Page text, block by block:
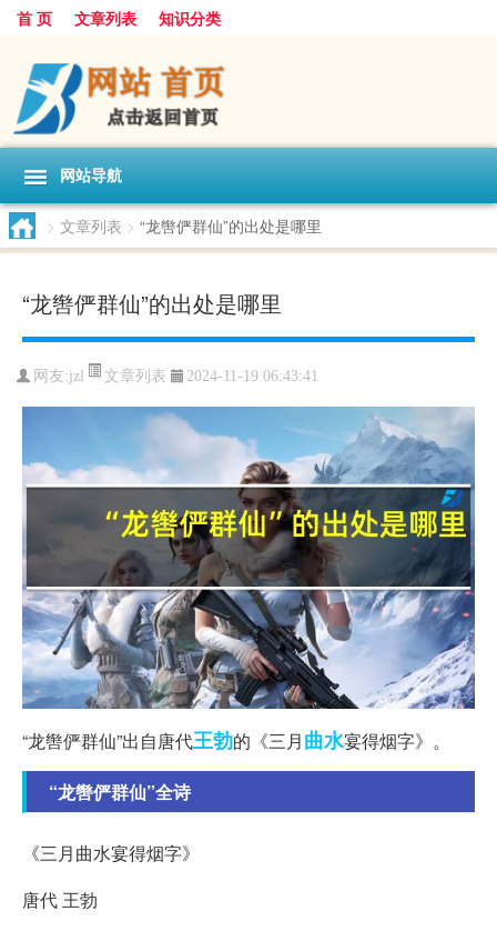
首 页 文章列表 知识分类
网站导航
> 文章列表 > “龙辔俨群仙”的出处是哪里
“龙辔俨群仙”的出处是哪里
网友:jzl 文章列表 2024-11-19 06:43:41
“龙辔俨群仙”出自唐代王勃的《三月曲水宴得烟字》。
“龙辔俨群仙”全诗
《三月曲水宴得烟字》
唐代 王勃